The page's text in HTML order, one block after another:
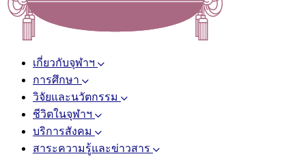
เกี่ยวกับจุฬาฯ
การศึกษา
วิจัยและนวัตกรรม
ชีวิตในจุฬาฯ
บริการสังคม
สาระความรู้และข่าวสาร